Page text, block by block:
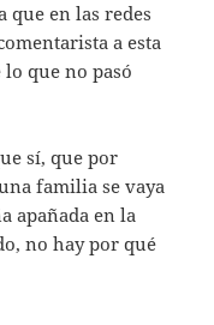
que en las redes
a esta
que no pasó
sí, que por
familia se vaya
apañada en la
no hay por qué